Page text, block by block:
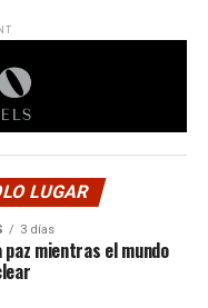
LUGAR
3 días
mientras el mundo